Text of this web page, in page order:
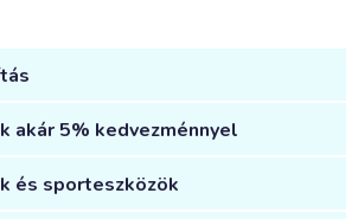
akár 5% kedvezménnyel
és sporteszközök